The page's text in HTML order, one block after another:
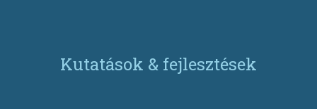
Kutatások & fejlesztések